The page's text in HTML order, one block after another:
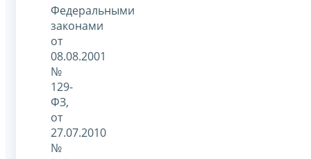
Федеральными
законами
от
08.08.2001
№
129-
ФЗ,
от
27.07.2010
№